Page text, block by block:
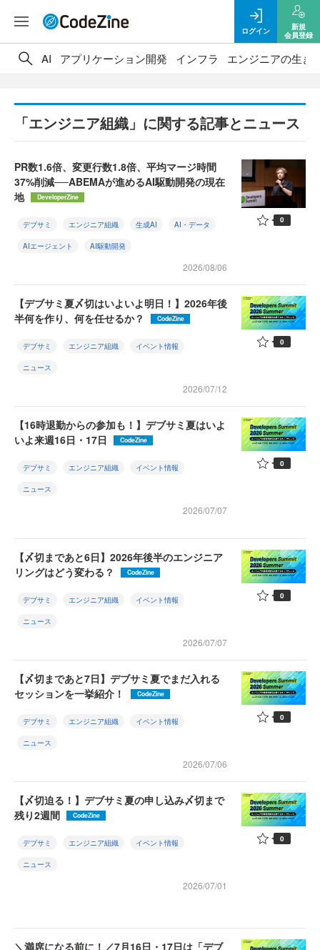
ログイン
新規
会員登録
AI アプリケーション開発 インフラ エンジニアの生き
「エンジニア組織」に関する記事とニュース
PR数1.6倍、変更行数1.8倍、平均マージ時間
37%削減──ABEMAが進めるAI駆動開発の現在
地
DeveloperZine
デブサミ エンジニア組織 生成AI AI・データ
AIエージェント AI駆動開発
2026/08/06
0
【デブサミ夏〆切はいよいよ明日！】2026年後
半何を作り、何を任せるか？
CodeZine
デブサミ エンジニア組織 イベント情報
ニュース
2026/07/12
0
【16時退勤からの参加も！】デブサミ夏はいよ
いよ来週16日・17日
CodeZine
デブサミ エンジニア組織 イベント情報
ニュース
2026/07/07
0
【〆切まであと6日】2026年後半のエンジニア
リングはどう変わる？
CodeZine
デブサミ エンジニア組織 イベント情報
ニュース
2026/07/07
0
【〆切まであと7日】デブサミ夏でまだ入れる
セッションを一挙紹介！
CodeZine
デブサミ エンジニア組織 イベント情報
ニュース
2026/07/06
0
【〆切迫る！】デブサミ夏の申し込み〆切まで
残り2週間
CodeZine
デブサミ エンジニア組織 イベント情報
ニュース
2026/07/01
0
＼満席になる前に！／7月16日・17日は「デブ